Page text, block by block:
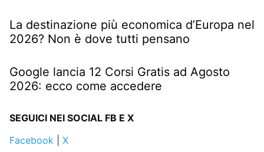
La destinazione più economica d’Europa nel
2026? Non è dove tutti pensano
Google lancia 12 Corsi Gratis ad Agosto
2026: ecco come accedere
SEGUICI NEI SOCIAL FB E X
Facebook
X